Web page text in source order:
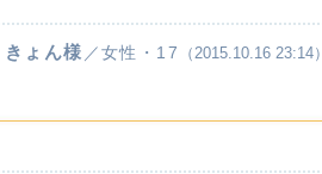
きょん様 ／女性・17 （2015.10.16 23:14）